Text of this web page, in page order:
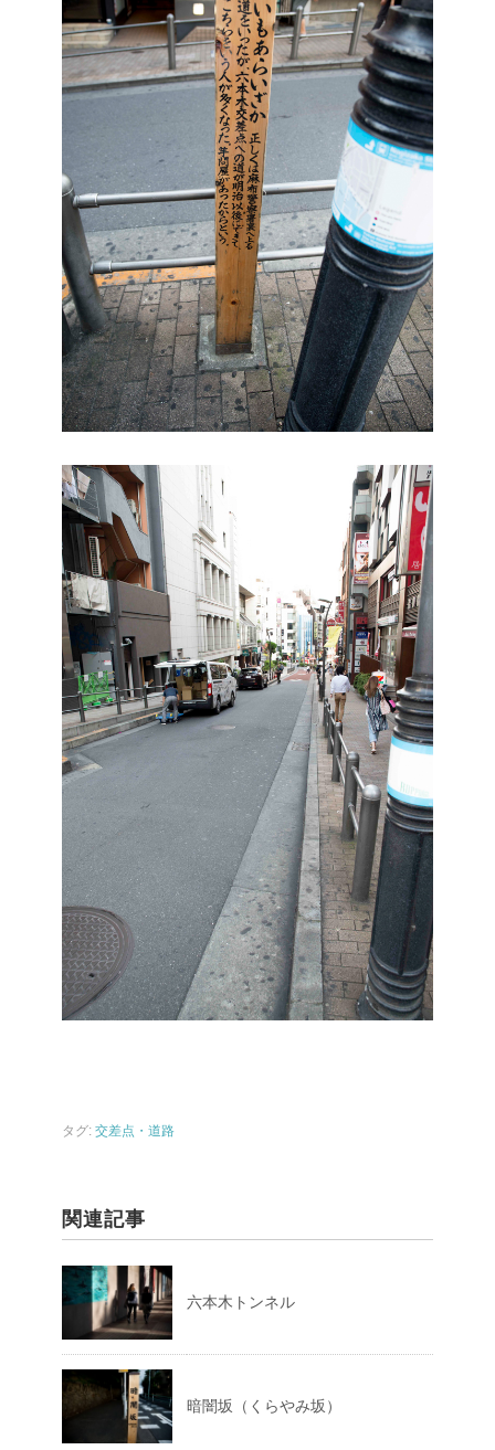
タグ: 交差点・道路
関連記事
六本木トンネル
暗闇坂（くらやみ坂）